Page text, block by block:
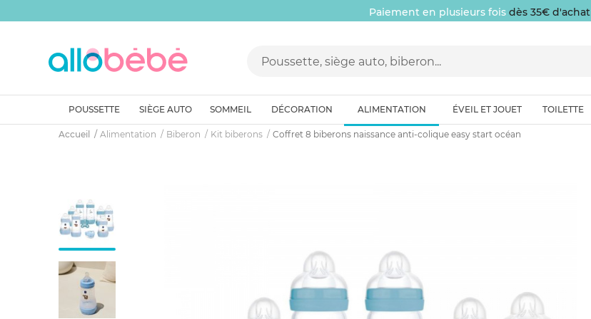
Paiement en plusieurs fois dès 35€ d'achat
POUSSETTE SIÈGE AUTO SOMMEIL DÉCORATION ALIMENTATION ÉVEIL ET JOUET TOILETTE
Accueil Alimentation Biberon Kit biberons Coffret 8 biberons naissance anti-colique easy start océan